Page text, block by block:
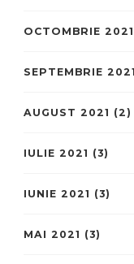
OCTOMBRIE 2021
SEPTEMBRIE 2021
AUGUST 2021 (2)
IULIE 2021 (3)
IUNIE 2021 (3)
MAI 2021 (3)